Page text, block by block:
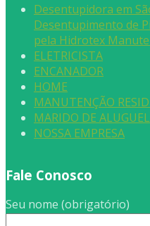
Desentupidora em
Desentupimento de
pela Hidrotex
ELETRICISTA
ENCANADOR
HOME
MANUTENÇÃO
MARIDO DE ALUGUEL
NOSSA EMPRESA
Fale Conosco
Seu nome (obrigatório)